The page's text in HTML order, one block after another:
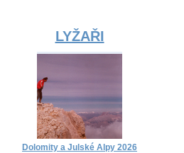
LYŽAŘI
Dolomity a Julské Alpy 2026